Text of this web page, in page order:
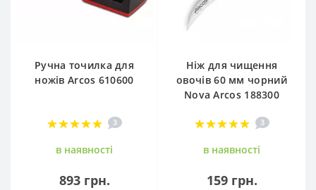
Ручна точилка для
ножів Arcos 610600
3
в наявностi
893 грн.
Ніж для чищення
овочів 60 мм чорний
Nova Arcos 188300
3
в наявностi
159 грн.